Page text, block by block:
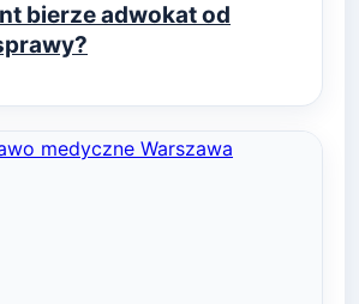
bierze adwokat od